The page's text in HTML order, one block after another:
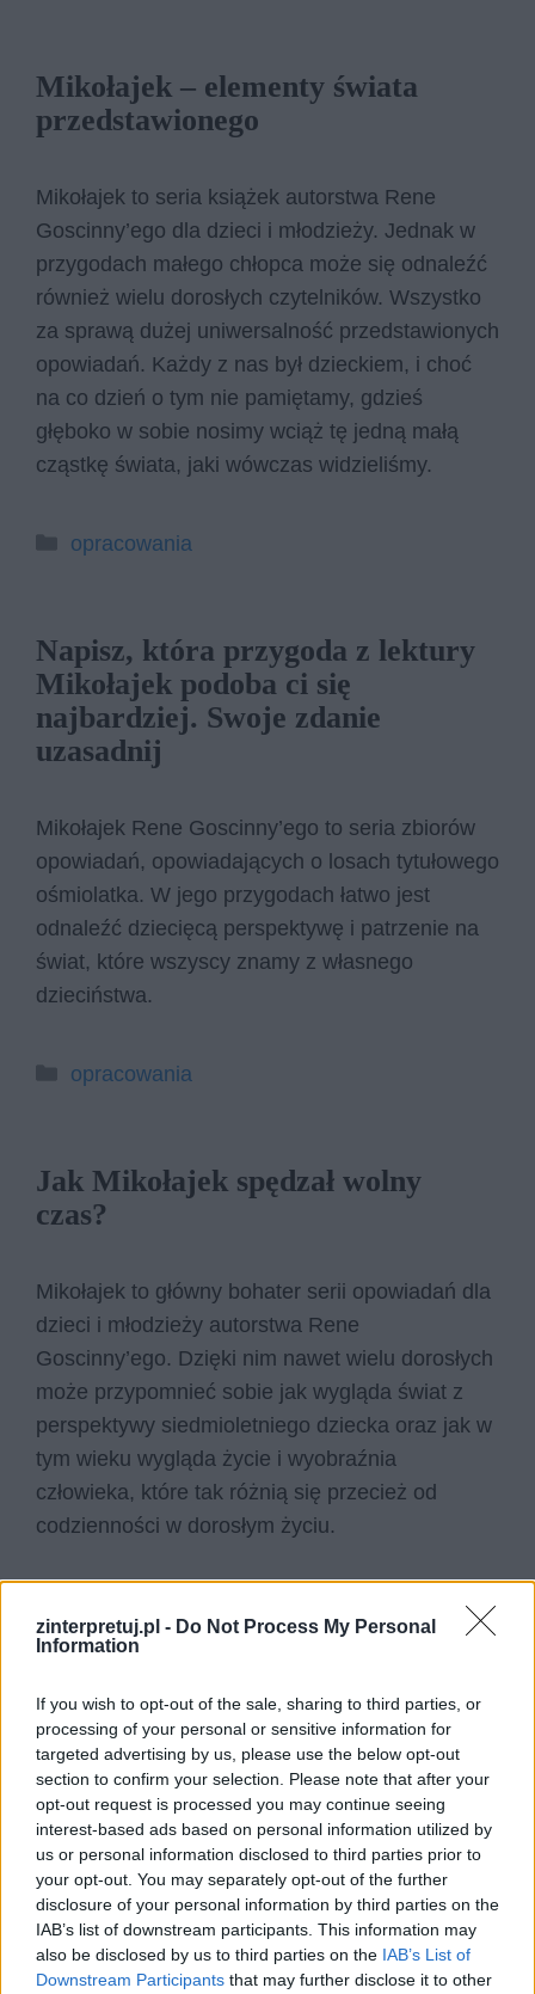
zinterpretuj.pl - Do Not Process My Personal
Information
If you wish to opt-out of the sale, sharing to third parties, or
processing of your personal or sensitive information for
targeted advertising by us, please use the below opt-out
section to confirm your selection. Please note that after your
opt-out request is processed you may continue seeing
interest-based ads based on personal information utilized by
us or personal information disclosed to third parties prior to
your opt-out. You may separately opt-out of the further
disclosure of your personal information by third parties on the
IAB’s list of downstream participants. This information may
also be disclosed by us to third parties on the IAB’s List of
Downstream Participants that may further disclose it to other
Mikołajek – elementy świata
przedstawionego
Mikołajek to seria książek autorstwa Rene
Goscinny’ego dla dzieci i młodzieży. Jednak w
przygodach małego chłopca może się odnaleźć
również wielu dorosłych czytelników. Wszystko
za sprawą dużej uniwersalność przedstawionych
opowiadań. Każdy z nas był dzieckiem, i choć
na co dzień o tym nie pamiętamy, gdzieś
głęboko w sobie nosimy wciąż tę jedną małą
cząstkę świata, jaki wówczas widzieliśmy.
Kategorie
opracowania
Napisz, która przygoda z lektury
Mikołajek podoba ci się
najbardziej. Swoje zdanie
uzasadnij
Mikołajek Rene Goscinny’ego to seria zbiorów
opowiadań, opowiadających o losach tytułowego
ośmiolatka. W jego przygodach łatwo jest
odnaleźć dziecięcą perspektywę i patrzenie na
świat, które wszyscy znamy z własnego
dzieciństwa.
Kategorie
opracowania
Jak Mikołajek spędzał wolny
czas?
Mikołajek to główny bohater serii opowiadań dla
dzieci i młodzieży autorstwa Rene
Goscinny’ego. Dzięki nim nawet wielu dorosłych
może przypomnieć sobie jak wygląda świat z
perspektywy siedmioletniego dziecka oraz jak w
tym wieku wygląda życie i wyobraźnia
człowieka, które tak różnią się przecież od
codzienności w dorosłym życiu.
Mikołajek – bohaterowie
Seria opowiadań o Mikołajku to nie tylko
opowieści o nim samym, lecz także galeria
postaci, które towarzyszą młodemu chłopcu w
życiu codziennym. To głównie szkolni koledzy,
rodzice i nauczyciele. Tworzą jednak barwną
mozaikę, która składa się na cały świat, jaki w
swoich oczach buduje Mikołajek. Na ich